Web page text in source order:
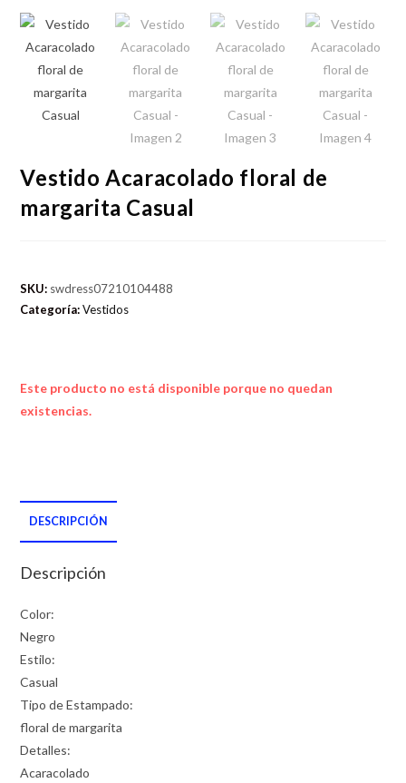
Vestido Acaracolado floral de
margarita Casual
SKU: swdress07210104488
Categoría:Vestidos
Este producto no está disponible porque no quedan
existencias.
DESCRIPCIÓN
Descripción
Color:
Negro
Estilo:
Casual
Tipo de Estampado:
floral de margarita
Detalles:
Acaracolado